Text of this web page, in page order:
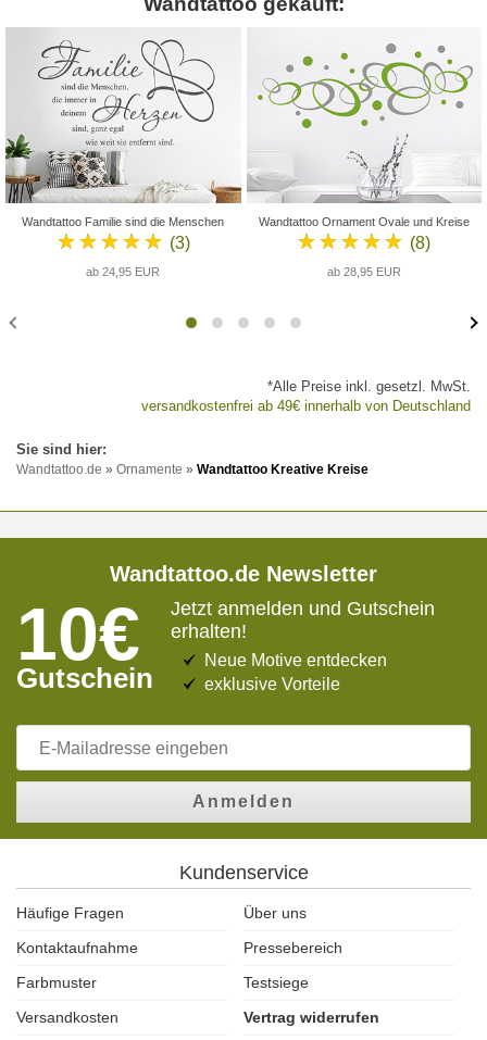
Wandtattoo Familie sind die Menschen
★★★★★ (3)
ab 24,95 EUR
Wandtattoo Ornament Ovale und Kreise
★★★★★ (8)
ab 28,95 EUR
*Alle Preise inkl. gesetzl. MwSt.
versandkostenfrei ab 49€ innerhalb von Deutschland
Wandtattoo.de » Ornamente » Wandtattoo Kreative Kreise
Wandtattoo.de Newsletter
10€
Gutschein
Jetzt anmelden und Gutschein
erhalten!
Neue Motive entdecken
exklusive Vorteile
Anmelden
Kundenservice
Häufige Fragen
Über uns
Kontaktaufnahme
Pressebereich
Farbmuster
Testsiege
Versandkosten
Vertrag widerrufen